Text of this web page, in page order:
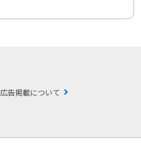
広告掲載について